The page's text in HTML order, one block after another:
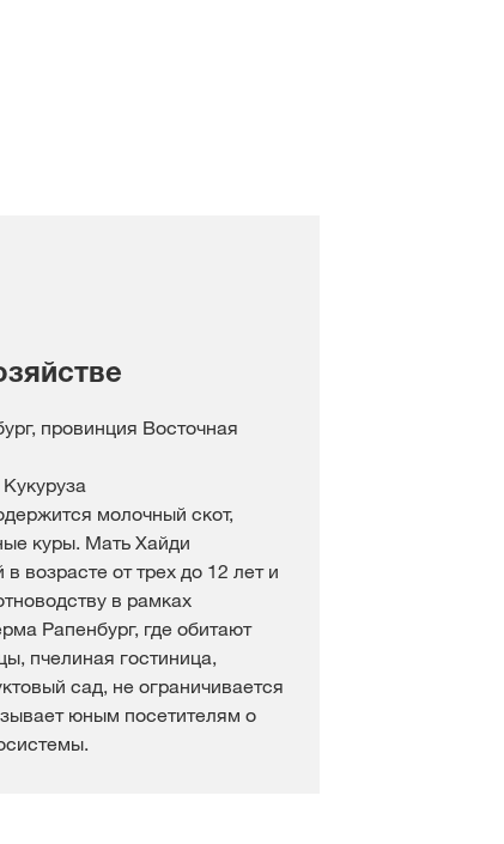
провинция Восточная
Кукуруза
молочный скот,
куры. Мать Хайди
возрасте от трех до 12 лет и
в рамках
Рапенбург, где обитают
пчелиная гостиница,
сад, не ограничивается
юным посетителям о